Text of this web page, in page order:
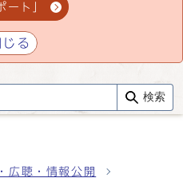
ート」
じる
検索
広聴・情報公開